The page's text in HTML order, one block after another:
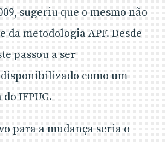
sugeriu que o mesmo não
da metodologia APF. Desde
passou a ser
como um
IFPUG.
para a mudança seria o